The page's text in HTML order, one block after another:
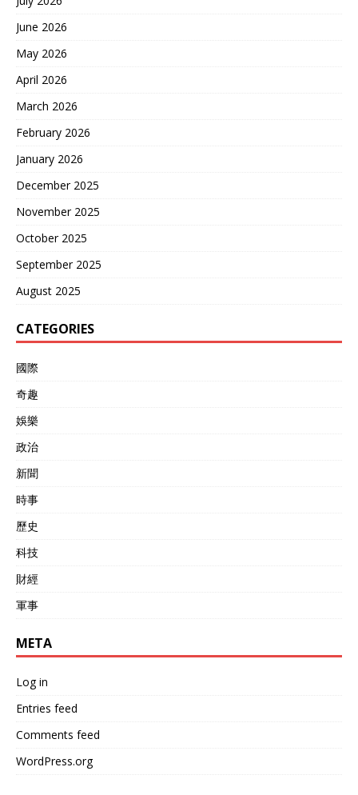
June 2026
May 2026
April 2026
March 2026
February 2026
January 2026
December 2025
November 2025
October 2025
September 2025
August 2025
CATEGORIES
國際
奇趣
娛樂
政治
新聞
時事
歷史
科技
財經
軍事
META
Log in
Entries feed
Comments feed
WordPress.org